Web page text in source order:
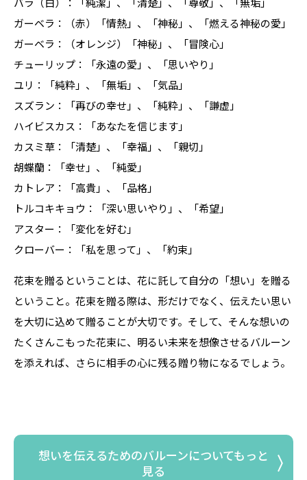
ガーベラ：（赤）「情熱」、「神秘」、「燃える神秘の愛」
ガーベラ：（オレンジ）「神秘」、「冒険心」
チューリップ：「永遠の愛」、「思いやり」
ユリ：「純粋」、「無垢」、「気品」
スズラン：「再びの幸せ」、「純粋」、「謙虚」
ハイビスカス：「あなたを信じます」
カスミ草：「清楚」、「幸福」、「親切」
胡蝶蘭：「幸せ」、「純愛」
カトレア：「高貴」、「品格」
トルコキキョウ：「深い思いやり」、「希望」
アスター：「変化を好む」
クローバー：「私を思って」、「約束」
花束を贈るということは、花に託して自分の「想い」を贈る
ということ。花束を贈る際は、形だけでなく、伝えたい思い
を大切に込めて贈ることが大切です。そして、そんな想いの
たくさんこもった花束に、明るい未来を想像させるバルーン
を添えれば、さらに相手の心に残る贈り物になるでしょう。
想いを伝えるためのバルーンについてもっと
見る